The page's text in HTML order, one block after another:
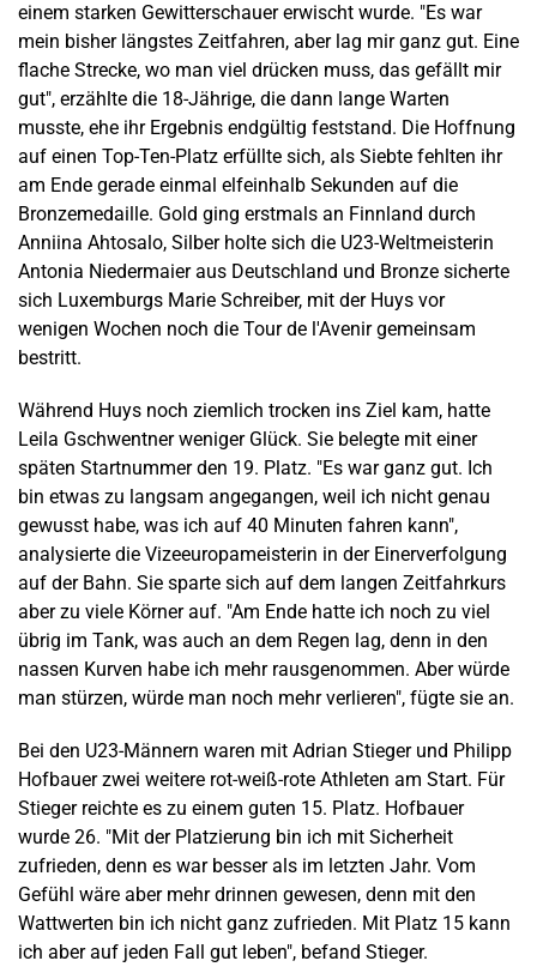
einem starken Gewitterschauer erwischt wurde. "Es war
mein bisher längstes Zeitfahren, aber lag mir ganz gut. Eine
flache Strecke, wo man viel drücken muss, das gefällt mir
gut", erzählte die 18-Jährige, die dann lange Warten
musste, ehe ihr Ergebnis endgültig feststand. Die Hoffnung
auf einen Top-Ten-Platz erfüllte sich, als Siebte fehlten ihr
am Ende gerade einmal elfeinhalb Sekunden auf die
Bronzemedaille. Gold ging erstmals an Finnland durch
Anniina Ahtosalo, Silber holte sich die U23-Weltmeisterin
Antonia Niedermaier aus Deutschland und Bronze sicherte
sich Luxemburgs Marie Schreiber, mit der Huys vor
wenigen Wochen noch die Tour de l'Avenir gemeinsam
bestritt.
Während Huys noch ziemlich trocken ins Ziel kam, hatte
Leila Gschwentner weniger Glück. Sie belegte mit einer
späten Startnummer den 19. Platz. "Es war ganz gut. Ich
bin etwas zu langsam angegangen, weil ich nicht genau
gewusst habe, was ich auf 40 Minuten fahren kann",
analysierte die Vizeeuropameisterin in der Einerverfolgung
auf der Bahn. Sie sparte sich auf dem langen Zeitfahrkurs
aber zu viele Körner auf. "Am Ende hatte ich noch zu viel
übrig im Tank, was auch an dem Regen lag, denn in den
nassen Kurven habe ich mehr rausgenommen. Aber würde
man stürzen, würde man noch mehr verlieren", fügte sie an.
Bei den U23-Männern waren mit Adrian Stieger und Philipp
Hofbauer zwei weitere rot-weiß-rote Athleten am Start. Für
Stieger reichte es zu einem guten 15. Platz. Hofbauer
wurde 26. "Mit der Platzierung bin ich mit Sicherheit
zufrieden, denn es war besser als im letzten Jahr. Vom
Gefühl wäre aber mehr drinnen gewesen, denn mit den
Wattwerten bin ich nicht ganz zufrieden. Mit Platz 15 kann
ich aber auf jeden Fall gut leben", befand Stieger.